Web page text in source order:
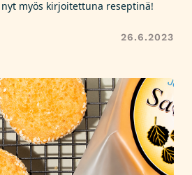
myös kirjoitettuna reseptinä!
26.6.2023